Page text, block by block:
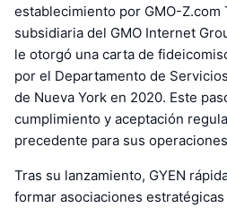
establecimiento por GMO-Z.com
subsidiaria del GMO Internet
le otorgó una carta de
por el Departamento de
de Nueva York en 2020. Este
cumplimiento y aceptación
precedente para sus
Tras su lanzamiento, GYEN
formar asociaciones